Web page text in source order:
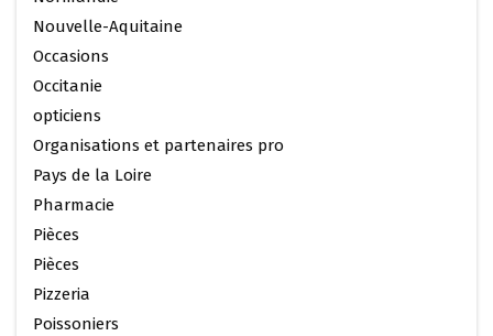
Nouvelle-Aquitaine
Occasions
Occitanie
opticiens
Organisations et partenaires pro
Pays de la Loire
Pharmacie
Pièces
Pièces
Pizzeria
Poissoniers